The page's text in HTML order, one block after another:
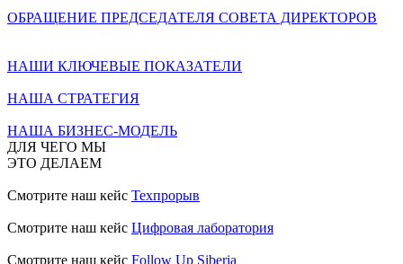
ОБРАЩЕНИЕ ПРЕДСЕДАТЕЛЯ СОВЕТА ДИРЕКТОРОВ
НАШИ КЛЮЧЕВЫЕ ПОКАЗАТЕЛИ
НАША СТРАТЕГИЯ
НАША БИЗНЕС-МОДЕЛЬ
ДЛЯ ЧЕГО МЫ
ЭТО ДЕЛАЕМ
Смотрите наш кейс Техпрорыв
Смотрите наш кейс Цифровая лаборатория
Смотрите наш кейс Follow Up Siberia